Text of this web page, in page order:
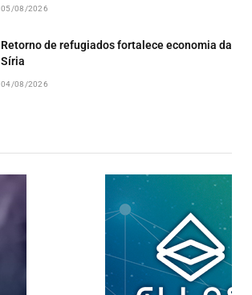
05/08/2026
Retorno de refugiados fortalece economia da
Síria
04/08/2026